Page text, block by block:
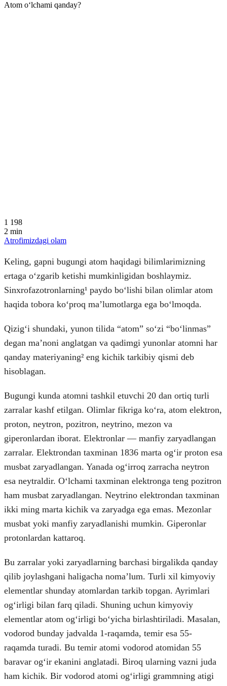
Atom o‘lchami qanday?
1 198
2 min
Atrofimizdagi olam
Keling, gapni bugungi atom haqidagi bilimlarimizning
ertaga oʻzgarib ketishi mumkinligidan boshlaymiz.
Sinxrofazotronlarning¹ paydo boʻlishi bilan olimlar atom
haqida tobora koʻproq maʼlumotlarga ega boʻlmoqda.
Qizigʻi shundaki, yunon tilida “atom” soʻzi “boʻlinmas”
degan maʼnoni anglatgan va qadimgi yunonlar atomni har
qanday materiyaning² eng kichik tarkibiy qismi deb
hisoblagan.
Bugungi kunda atomni tashkil etuvchi 20 dan ortiq turli
zarralar kashf etilgan. Olimlar fikriga koʻra, atom elektron,
proton, neytron, pozitron, neytrino, mezon va
giperonlardan iborat. Elektronlar — manfiy zaryadlangan
zarralar. Elektrondan taxminan 1836 marta ogʻir proton esa
musbat zaryadlangan. Yanada ogʻirroq zarracha neytron
esa neytraldir. Oʻlchami taxminan elektronga teng pozitron
ham musbat zaryadlangan. Neytrino elektrondan taxminan
ikki ming marta kichik va zaryadga ega emas. Mezonlar
musbat yoki manfiy zaryadlanishi mumkin. Giperonlar
protonlardan kattaroq.
Bu zarralar yoki zaryadlarning barchasi birgalikda qanday
qilib joylashgani haligacha nomaʼlum. Turli xil kimyoviy
elementlar shunday atomlardan tarkib topgan. Ayrimlari
ogʻirligi bilan farq qiladi. Shuning uchun kimyoviy
elementlar atom ogʻirligi boʻyicha birlashtiriladi. Masalan,
vodorod bunday jadvalda 1-raqamda, temir esa 55-
raqamda turadi. Bu temir atomi vodorod atomidan 55
baravar ogʻir ekanini anglatadi. Biroq ularning vazni juda
ham kichik. Bir vodorod atomi ogʻirligi grammning atigi